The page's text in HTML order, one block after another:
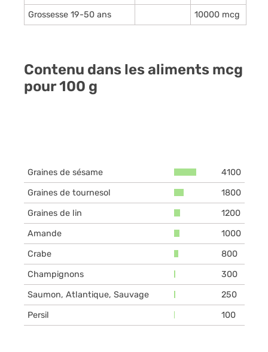
Grossesse 19-50 ans
10000 mcg
Contenu dans les aliments mcg
pour 100 g
Graines de sésame
4100
Graines de tournesol
1800
Graines de lin
1200
Amande
1000
Crabe
800
Champignons
300
Saumon, Atlantique, Sauvage
250
Persil
100